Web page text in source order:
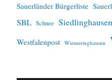
Sauerländer Bürgerliste
SBL Schnee Siedlinghausen
Westfalenpost Wiemeringhausen